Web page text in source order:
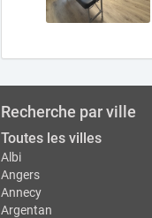
Recherche par ville
Toutes les villes
Albi
Angers
Annecy
Argentan